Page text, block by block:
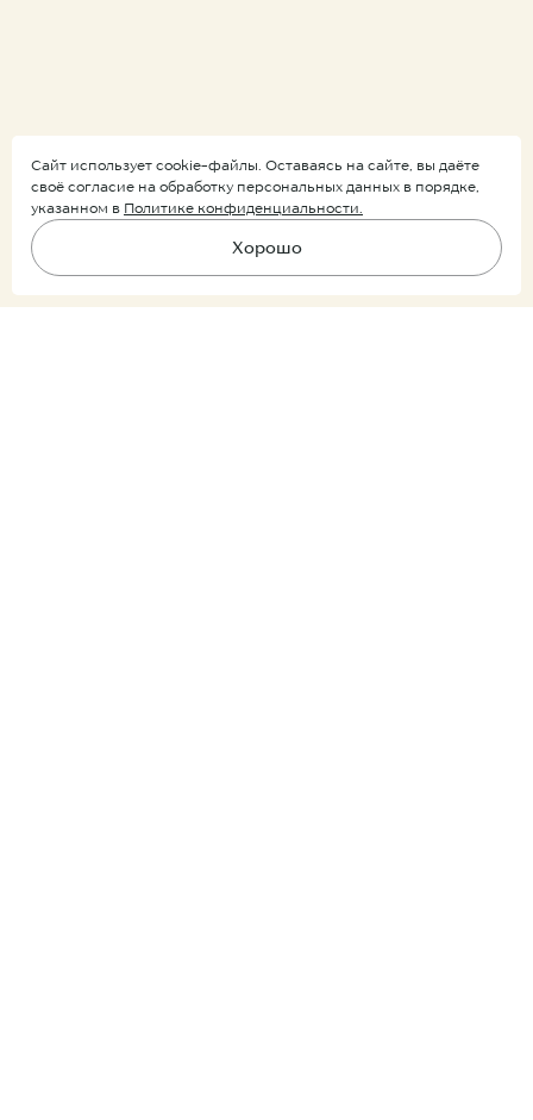
Сайт использует cookie-файлы. Оставаясь на сайте, вы даёте
своё согласие на обработку персональных данных в порядке,
указанном в Политике конфиденциальности.
Хорошо